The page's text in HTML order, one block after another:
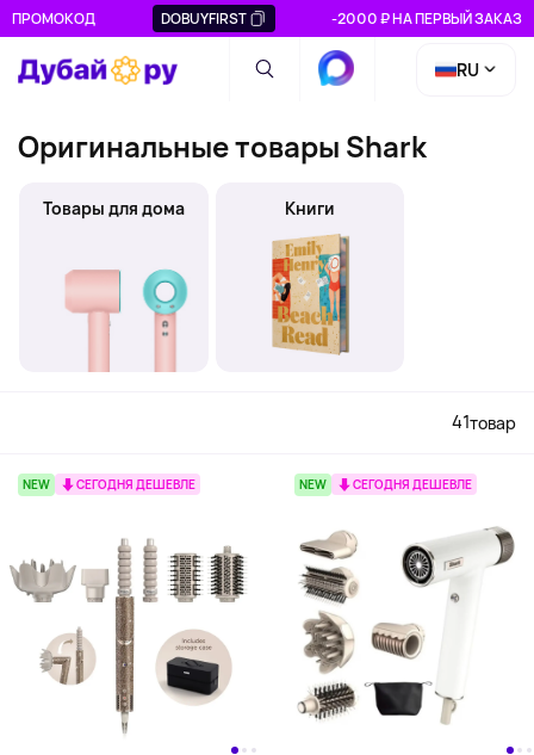
ПРОМОКОД DOBUYFIRST -2000 ₽ НА ПЕРВЫЙ ЗАКАЗ
RU
Оригинальные товары Shark
Товары для дома Книги
41товар
NEW СЕГОДНЯ ДЕШЕВЛЕ NEW СЕГОДНЯ ДЕШЕВЛЕ